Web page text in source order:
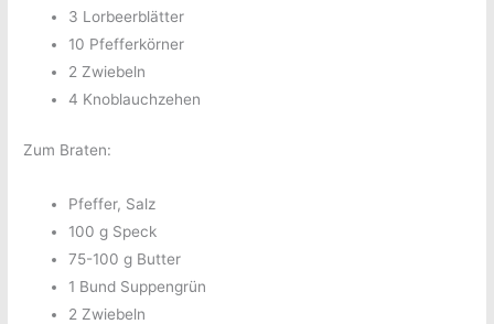
3 Lorbeerblätter
10 Pfefferkörner
2 Zwiebeln
4 Knoblauchzehen
Zum Braten:
Pfeffer, Salz
100 g Speck
75-100 g Butter
1 Bund Suppengrün
2 Zwiebeln